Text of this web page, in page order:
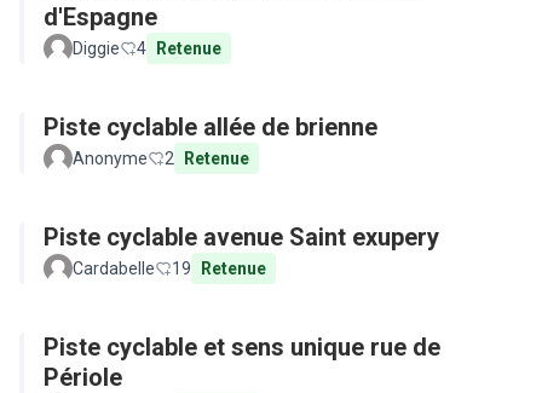
d'Espagne
Diggie 4 Retenue
Piste cyclable allée de brienne
Anonyme 2 Retenue
Piste cyclable avenue Saint exupery
Cardabelle 19 Retenue
Piste cyclable et sens unique rue de
Périole